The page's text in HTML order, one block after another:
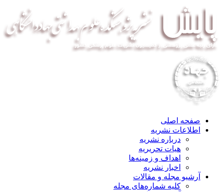
صفحه اصلی
اطلاعات نشریه
درباره نشریه
هیات تحریریه
اهداف و زمینه‌ها
اخبار نشریه
آرشیو مجله و مقالات
کلیه شماره‌های مجله